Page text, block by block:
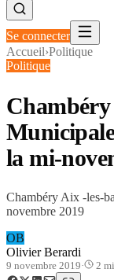
Se connecter
Accueil›Politique
Politique
la mi-
Chambéry Aix -les-
novembre 2019
OB
Olivier Berardi
9 novembre 2019· 2